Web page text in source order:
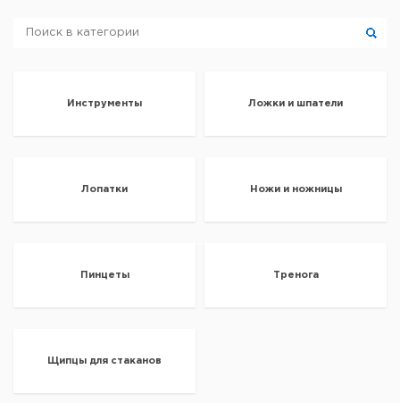
Инструменты Ложки и шпатели
Лопатки Ножи и ножницы
Пинцеты Тренога
Щипцы для стаканов